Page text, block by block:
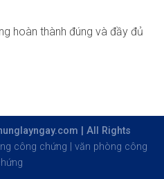
hoàn thành đúng và đầy đủ
| All Rights
công chứng
văn phòng công